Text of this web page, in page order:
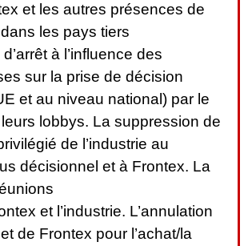
et les autres présences de
les pays tiers
à l’influence des
sur la prise de décision
et au niveau national) par le
lobbys. La suppression de
de l’industrie au
décisionnel et à Frontex. La
et l’industrie. L’annulation
de Frontex pour l’achat/la